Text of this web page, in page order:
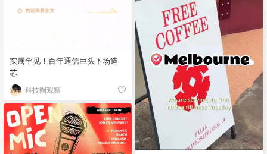
实属罕见！百年通信巨头下场造
芯
科技圈观察